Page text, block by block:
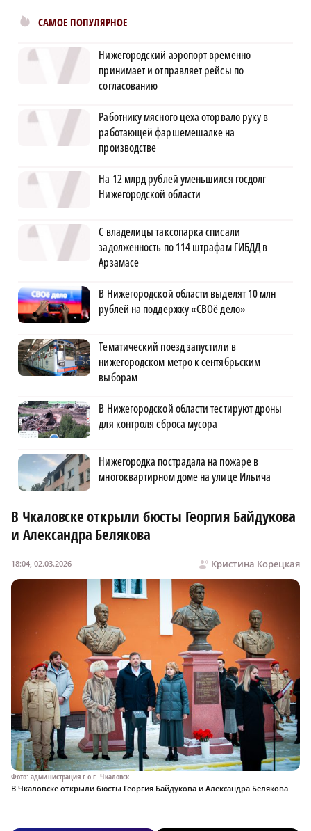
САМОЕ ПОПУЛЯРНОЕ
Нижегородский аэропорт временно
принимает и отправляет рейсы по
согласованию
Работнику мясного цеха оторвало руку в
работающей фаршемешалке на
производстве
На 12 млрд рублей уменьшился госдолг
Нижегородской области
С владелицы таксопарка списали
задолженность по 114 штрафам ГИБДД в
Арзамасе
В Нижегородской области выделят 10 млн
рублей на поддержку «СВОё дело»
Тематический поезд запустили в
нижегородском метро к сентябрьским
выборам
В Нижегородской области тестируют дроны
для контроля сброса мусора
Нижегородка пострадала на пожаре в
многоквартирном доме на улице Ильича
В Чкаловске открыли бюсты Георгия Байдукова
и Александра Белякова
Кристина Корецкая
18:04, 02.03.2026
Фото: администрация г.о.г. Чкаловск
В Чкаловске открыли бюсты Георгия Байдукова и Александра Белякова